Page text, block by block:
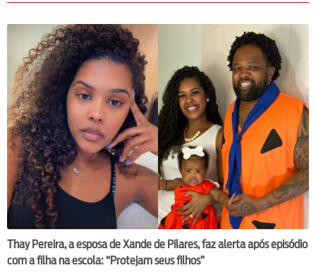
Thay Pereira, a esposa de Xande de Pilares, faz alerta após episódio
com a filha na escola: “Protejam seus filhos”